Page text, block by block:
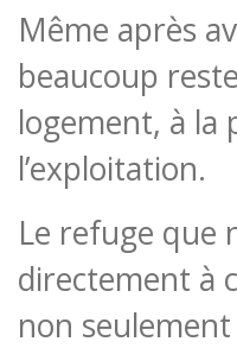
Même après
beaucoup
logement, à la
l’exploitation.
Le refuge que
directement à
non